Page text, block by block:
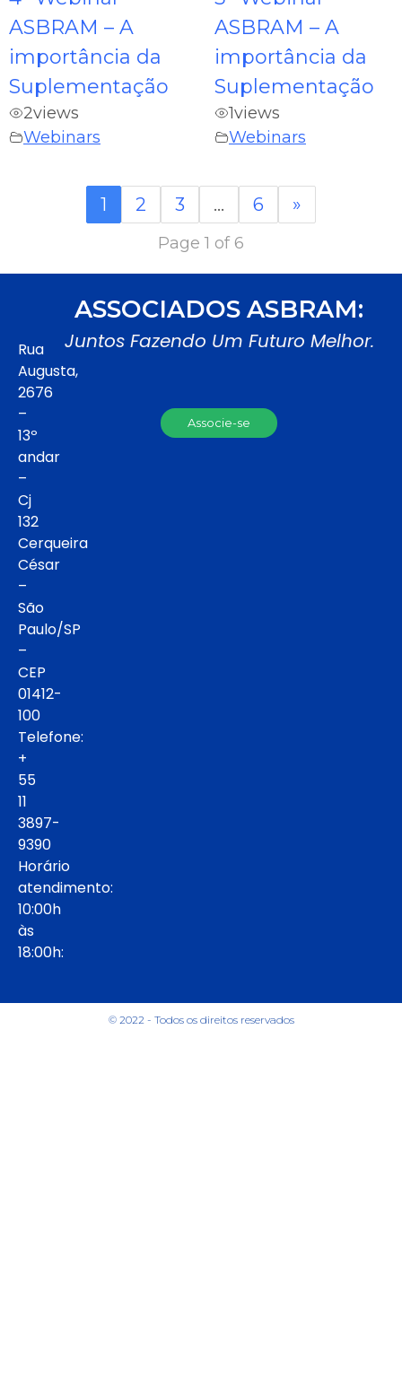
ASBRAM – A
importância da
Suplementação
2views
Webinars
ASBRAM – A
importância da
Suplementação
1views
Webinars
1 2 3 … 6 »
Page 1 of 6
Rua
Augusta,
2676
–
13º
andar
–
Cj
132
Cerqueira
César
–
São
Paulo/SP
–
CEP
01412-
100
Telefone:
+
55
11
3897-
9390
Horário
atendimento:
10:00h
às
18:00h:
ASSOCIADOS ASBRAM:
Juntos Fazendo Um Futuro Melhor.
Associe-se
© 2022 - Todos os direitos reservados